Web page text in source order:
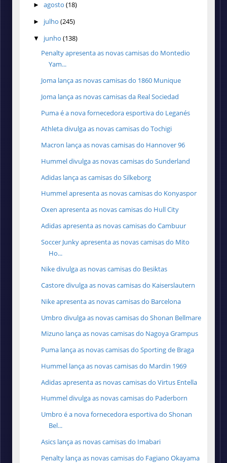
► agosto (18)
► julho (245)
▼ junho (138)
Penalty apresenta as novas camisas do Montedio
Yam...
Joma lança as novas camisas do 1860 Munique
Joma lança as novas camisas da Real Sociedad
Puma é a nova fornecedora esportiva do Leganés
Athleta divulga as novas camisas do Tochigi
Macron lança as novas camisas do Hannover 96
Hummel divulga as novas camisas do Sunderland
Adidas lança as camisas do Silkeborg
Hummel apresenta as novas camisas do Konyaspor
Oxen apresenta as novas camisas do Hull City
Adidas apresenta as novas camisas do Cambuur
Soccer Junky apresenta as novas camisas do Mito
Ho...
Nike divulga as novas camisas do Besiktas
Castore divulga as novas camisas do Kaiserslautern
Nike apresenta as novas camisas do Barcelona
Umbro divulga as novas camisas do Shonan Bellmare
Mizuno lança as novas camisas do Nagoya Grampus
Puma lança as novas camisas do Sporting de Braga
Hummel lança as novas camisas do Mardin 1969
Adidas apresenta as novas camisas do Virtus Entella
Hummel divulga as novas camisas do Paderborn
Umbro é a nova fornecedora esportiva do Shonan
Bel...
Asics lança as novas camisas do Imabari
Penalty lança as novas camisas do Fagiano Okayama